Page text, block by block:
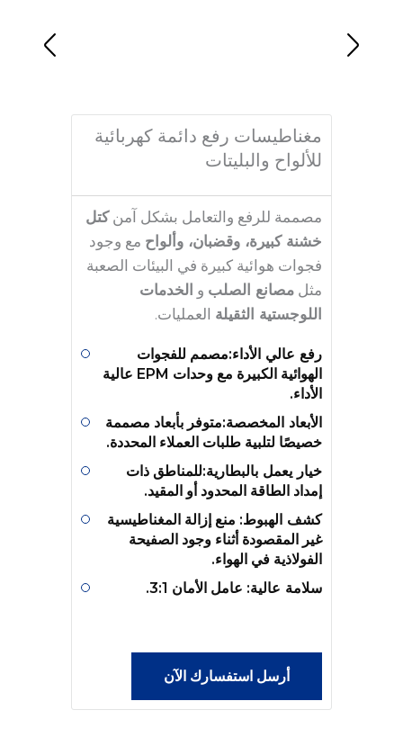
مغناطيسات رفع دائمة كهربائية
للألواح والبليتات
مصممة للرفع والتعامل بشكل آمنكتل
خشنة كبيرة، وقضبان، وألواح مع وجود
فجوات هوائية كبيرة في البيئات الصعبة
مثل مصانع الصلب و الخدمات
اللوجستية الثقيلة العمليات.
رفع عالي الأداء:مصمم للفجوات
الهوائية الكبيرة مع وحدات EPM عالية
الأداء.
الأبعاد المخصصة:متوفر بأبعاد مصممة
خصيصًا لتلبية طلبات العملاء المحددة.
خيار يعمل بالبطارية:للمناطق ذات
إمداد الطاقة المحدود أو المقيد.
كشف الهبوط: منع إزالة المغناطيسية
غير المقصودة أثناء وجود الصفيحة
الفولاذية في الهواء.
سلامة عالية: عامل الأمان 3:1.
أرسل استفسارك الآن